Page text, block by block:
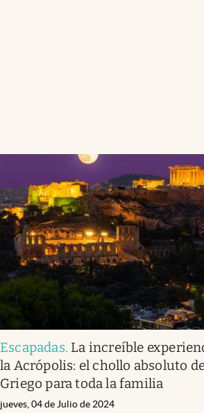
Escapadas. La increíble
la Acrópolis: el chollo absoluto
Griego para toda la familia
jueves, 04 de Julio de 2024